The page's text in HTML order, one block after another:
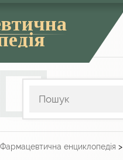
Фармацевтична енциклопедія >